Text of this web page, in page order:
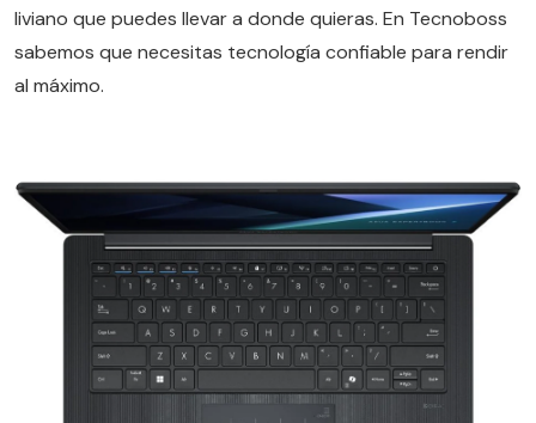
liviano que puedes llevar a donde quieras. En Tecnoboss
sabemos que necesitas tecnología confiable para rendir
al máximo.